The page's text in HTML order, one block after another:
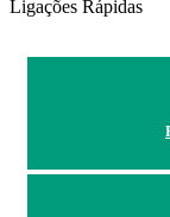
Ligações Rápidas